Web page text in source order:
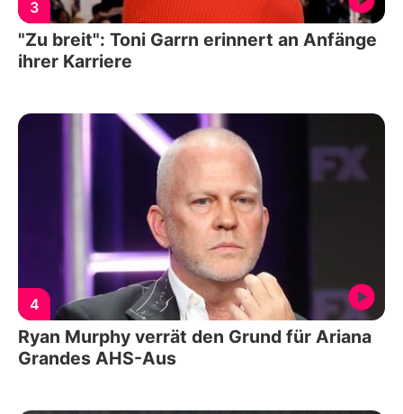
3
"Zu breit": Toni Garrn erinnert an Anfänge
ihrer Karriere
4
Ryan Murphy verrät den Grund für Ariana
Grandes AHS-Aus